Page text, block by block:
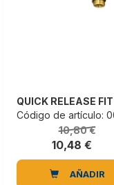
Código de artículo:
10,80 €
10,48 €
AÑADIR